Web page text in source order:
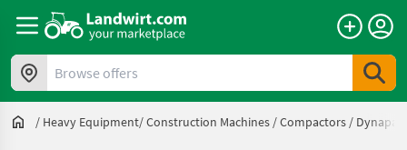
Browse offers
/ Heavy Equipment/ Construction Machines /Compactors / Dynapac